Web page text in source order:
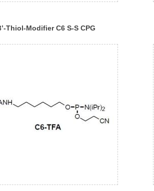
Thiol-Modifier C6 S-S CPG